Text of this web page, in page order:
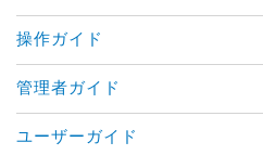
操作ガイド
管理者ガイド
ユーザーガイド